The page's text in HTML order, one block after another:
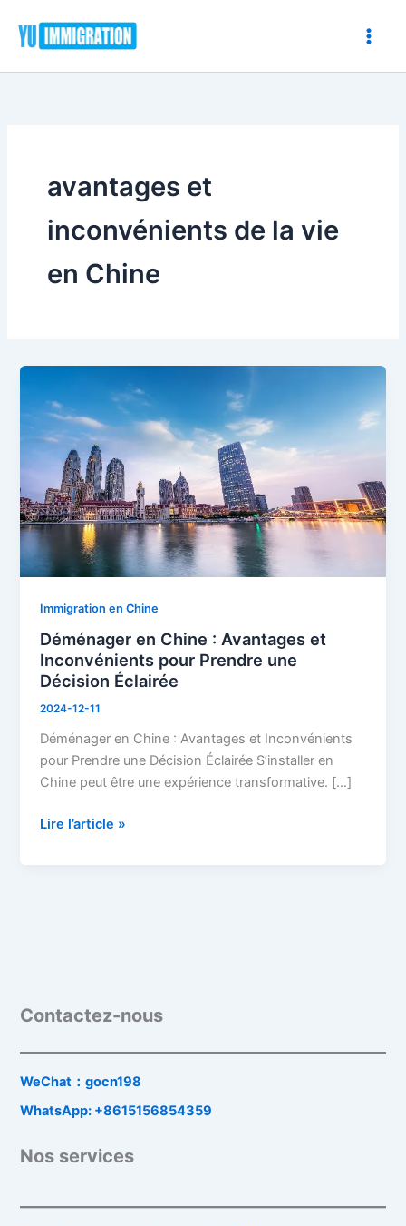
contenu
avantages et
inconvénients de la vie
en Chine
Immigration en Chine
Déménager en Chine : Avantages et
Inconvénients pour Prendre une
Décision Éclairée
2024-12-11
Déménager en Chine : Avantages et Inconvénients
pour Prendre une Décision Éclairée S’installer en
Chine peut être une expérience transformative. […]
en
Chine
Avantages
et
Inconvénients
pour
Prendre
une
Éclairée
Lire l’article »
Contactez-nous
WeChat：gocn198
WhatsApp: +8615156854359
Nos services